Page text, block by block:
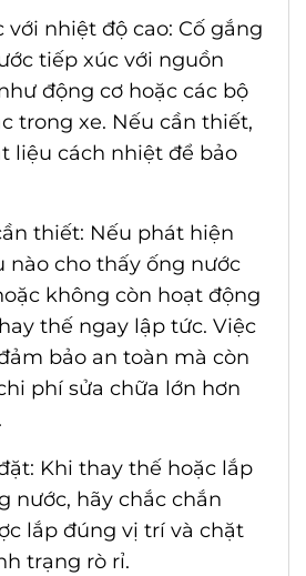
với nhiệt độ cao: Cố gắng
tiếp xúc với nguồn
động cơ hoặc các bộ
trong xe. Nếu cần thiết,
liệu cách nhiệt để bảo
thiết: Nếu phát hiện
nào cho thấy ống nước
không còn hoạt động
thế ngay lập tức. Việc
bảo an toàn mà còn
phí sửa chữa lớn hơn
Khi thay thế hoặc lắp
nước, hãy chắc chắn
lắp đúng vị trí và chặt
trạng rò rỉ.